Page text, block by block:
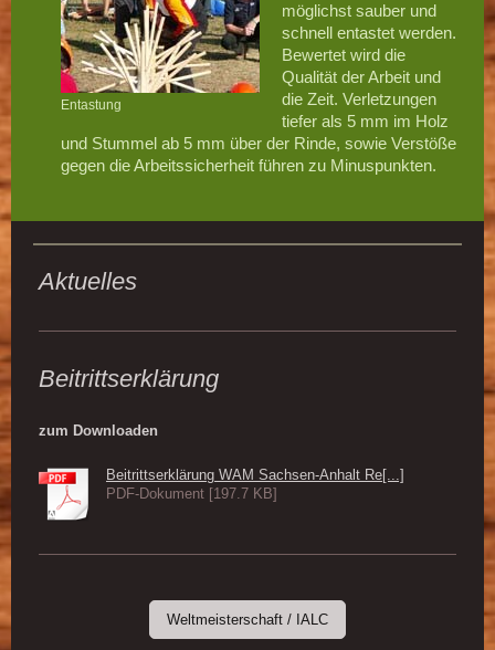
Entastung
möglichst sauber und
schnell entastet werden.
Bewertet wird die
Qualität der Arbeit und
die Zeit. Verletzungen
tiefer als 5 mm im Holz
und Stummel ab 5 mm über der Rinde, sowie Verstöße
gegen die Arbeitssicherheit führen zu Minuspunkten.
Aktuelles
Beitrittserklärung
zum Downloaden
Beitrittserklärung WAM Sachsen-Anhalt Re[...]
PDF-Dokument [197.7 KB]
Weltmeisterschaft / IALC